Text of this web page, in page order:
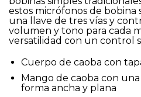
estos micrófonos de bobina
una llave de tres vías y
volumen y tono para cada
versatilidad con un control
Cuerpo de caoba con
Mango de caoba con una
forma ancha y plana